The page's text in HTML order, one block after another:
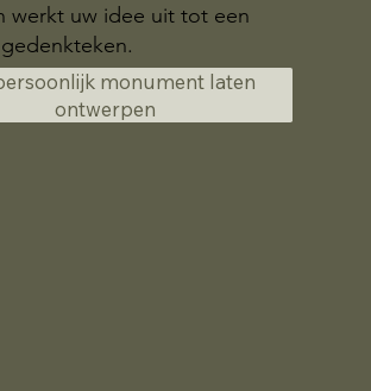
werkt uw idee uit tot een
monument laten
ontwerpen